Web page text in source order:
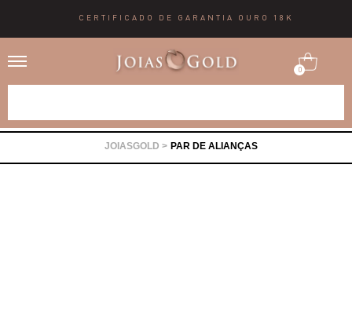
CERTIFICADO DE GARANTIA OURO 18K
0
PAR DE ALIANÇAS